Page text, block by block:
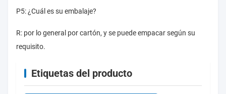
P5: ¿Cuál es su embalaje?
R: por lo general por cartón, y se puede empacar según su
requisito.
Etiquetas del producto